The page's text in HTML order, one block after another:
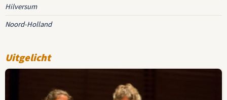
Hilversum
Noord-Holland
Uitgelicht